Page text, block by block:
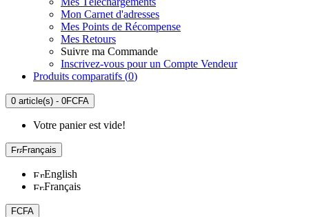
Mon Carnet d'adresses
Mes Points de Récompense
Mes Retours
Suivre ma Commande
Inscrivez-vous pour un Compte Vendeur
Produits comparatifs (0)
0 article(s) - 0FCFA
Votre panier est vide!
Français
English
Français
FCFA